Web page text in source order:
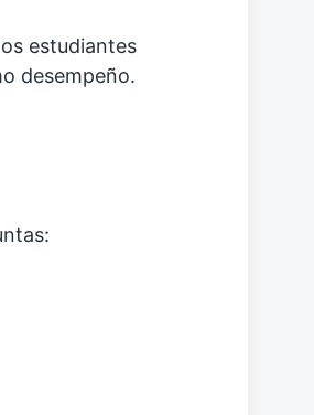
estudiantes
desempeño.